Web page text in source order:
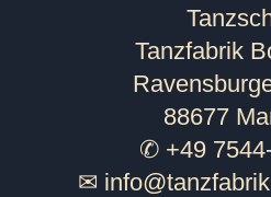
Tanzfabrik
88677
✆ +49
✉